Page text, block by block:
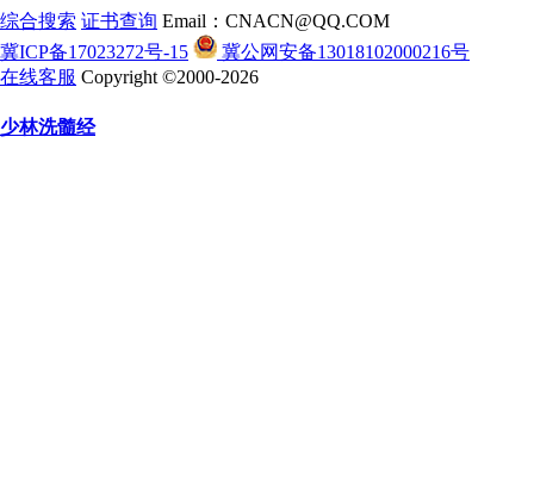
综合搜索 证书查询 Email：CNACN@QQ.COM
冀ICP备17023272号-15
冀公网安备13018102000216号
在线客服 Copyright ©2000-2026
少林洗髓经